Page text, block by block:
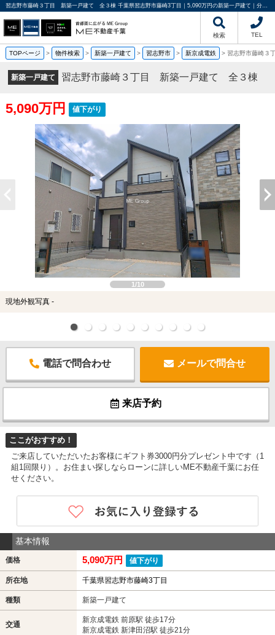
習志野市藤崎３丁目 新築一戸建て 全３棟 千葉県習志野市藤崎3丁目｜5,090万円の新築一戸建て｜分譲住宅や新築物件｜ME不動産千葉
検索 TEL
TOPページ > 物件検索 > 新築一戸建て > 習志野市 > 新京成電鉄 > 習志野市藤崎
新築一戸建て 習志野市藤崎３丁目 新築一戸建て 全３棟
5,090万円 値下がり
1/10
現地外観写真 -
電話で問合わせ メールで問合せ
来店予約
ここがおすすめ！
ご来店していただいたお客様にギフト券3000円分プレゼント中です（1
組1回限り）。お住まい探しならローンに詳しいME不動産千葉にお任
せください。
基本情報
価格 5,090万円 値下がり
所在地 千葉県習志野市藤崎3丁目
種類 新築一戸建て
交通
新京成電鉄 前原駅 徒歩17分
新京成電鉄 新津田沼駅 徒歩21分